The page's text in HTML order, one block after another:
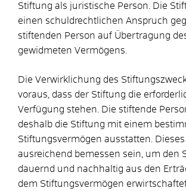
Stiftung als juristische Person. Die
einen schuldrechtlichen Anspruch
stiftenden Person auf Übertragung
gewidmeten Vermögens.
Die Verwirklichung des
voraus, dass der Stiftung die
Verfügung stehen. Die stiftende
deshalb die Stiftung mit einem
Stiftungsvermögen ausstatten.
ausreichend bemessen sein, um den
dauernd und nachhaltig aus den
dem Stiftungsvermögen erwirtschaftet